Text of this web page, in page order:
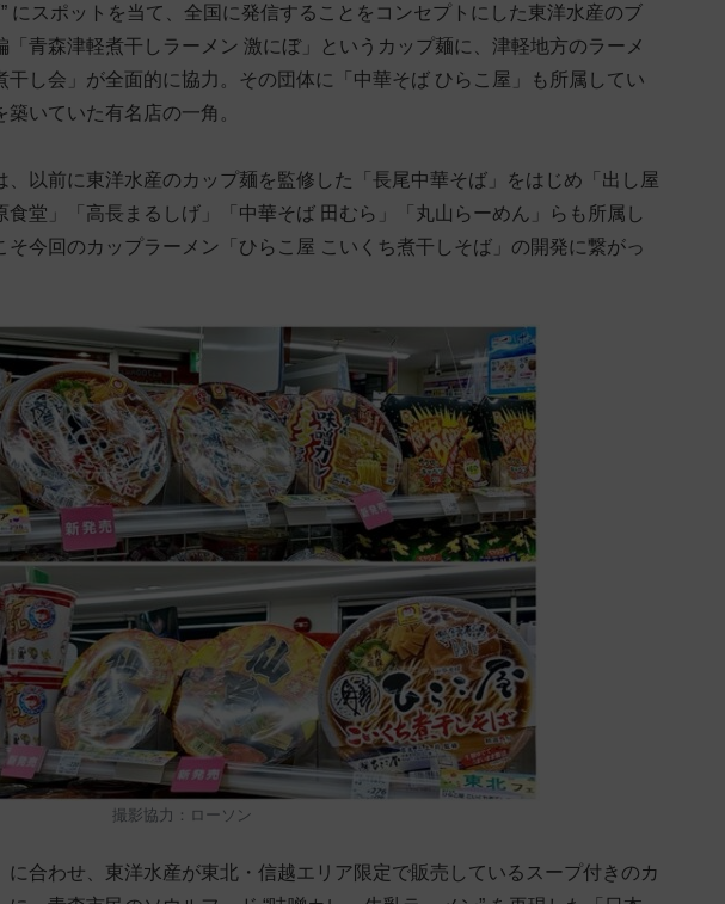
にスポットを当て、全国に発信することをコンセプトにした東洋水産のブ
青森津軽煮干しラーメン 激にぼ」というカップ麺に、津軽地方のラーメ
干し会」が全面的に協力。その 団体に「中華そば ひらこ屋」も所属してい
いていた有名店の一角。
以前に東洋水産のカップ麺を監修した「長尾中華そば」をはじめ「出し屋
堂」「高長まるしげ」「中華そば 田むら」「丸山らーめん」らも所属し
今回のカップラーメン「ひらこ屋 こいくち煮干しそば」の開発に繋がっ
撮影協力：ローソン
合わせ、東洋水産が東北・信越エリア限定で販売しているスープ付きのカ